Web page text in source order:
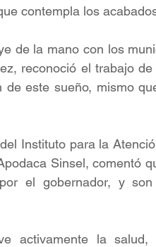
contempla los
de la mano con los
reconoció el trabajo
este sueño, mismo
Instituto para la
Sinsel, comentó
el gobernador, y
activamente la